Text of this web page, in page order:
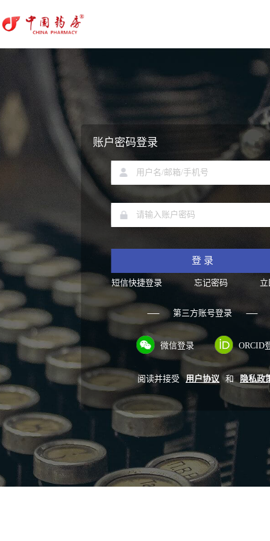
账户密码登录
登 录
短信快捷登录 忘记密码
第三方账号登录
微信登录 ORCID
阅读并接受 用户协议 和 隐私政